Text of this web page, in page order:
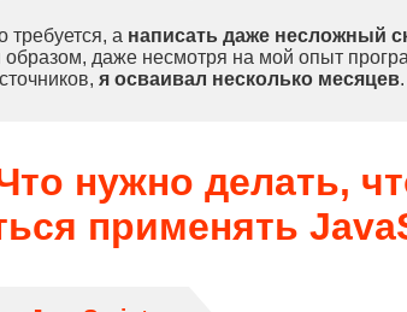
требуется, а написать даже несложный
образом, даже несмотря на мой опыт
я осваивал несколько месяцев.
нужно делать,
применять